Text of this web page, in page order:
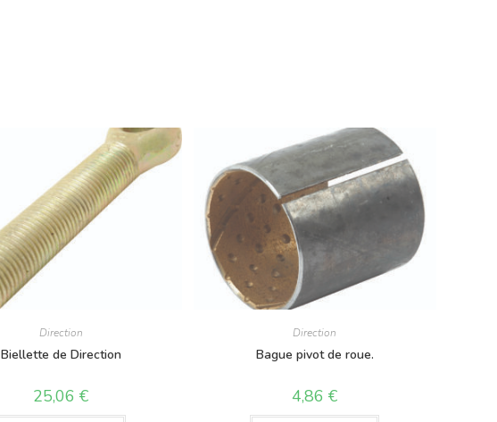
Direction
Biellette de Direction
25,06€
Direction
Bague pivot de roue.
4,86€